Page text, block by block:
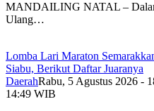
MANDAILING NATAL –
Ulang…
Lomba Lari Maraton
Siabu, Berikut Daftar Juaranya
DaerahRabu, 5 Agustus 2026 -
14:49 WIB